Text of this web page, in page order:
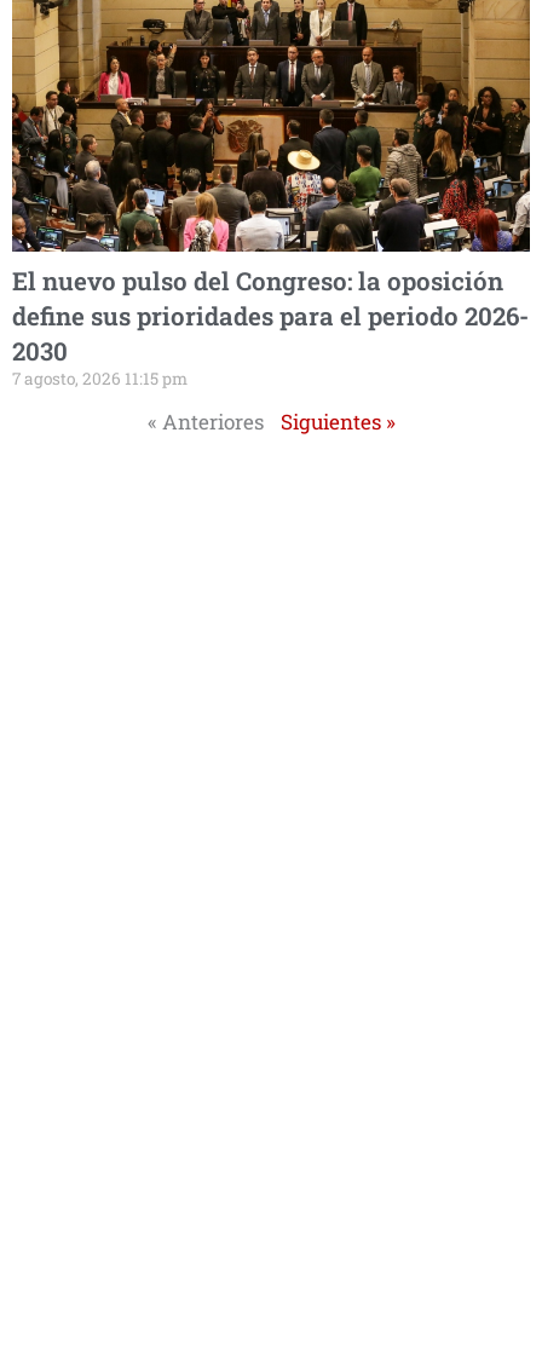
El nuevo pulso del Congreso: la oposición
define sus prioridades para el periodo 2026-
2030
7 agosto, 2026 11:15 pm
« Anteriores Siguientes »